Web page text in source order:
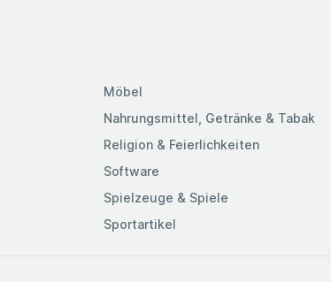
Möbel
Nahrungsmittel, Getränke & Tabak
Religion & Feierlichkeiten
Software
Spielzeuge & Spiele
Sportartikel